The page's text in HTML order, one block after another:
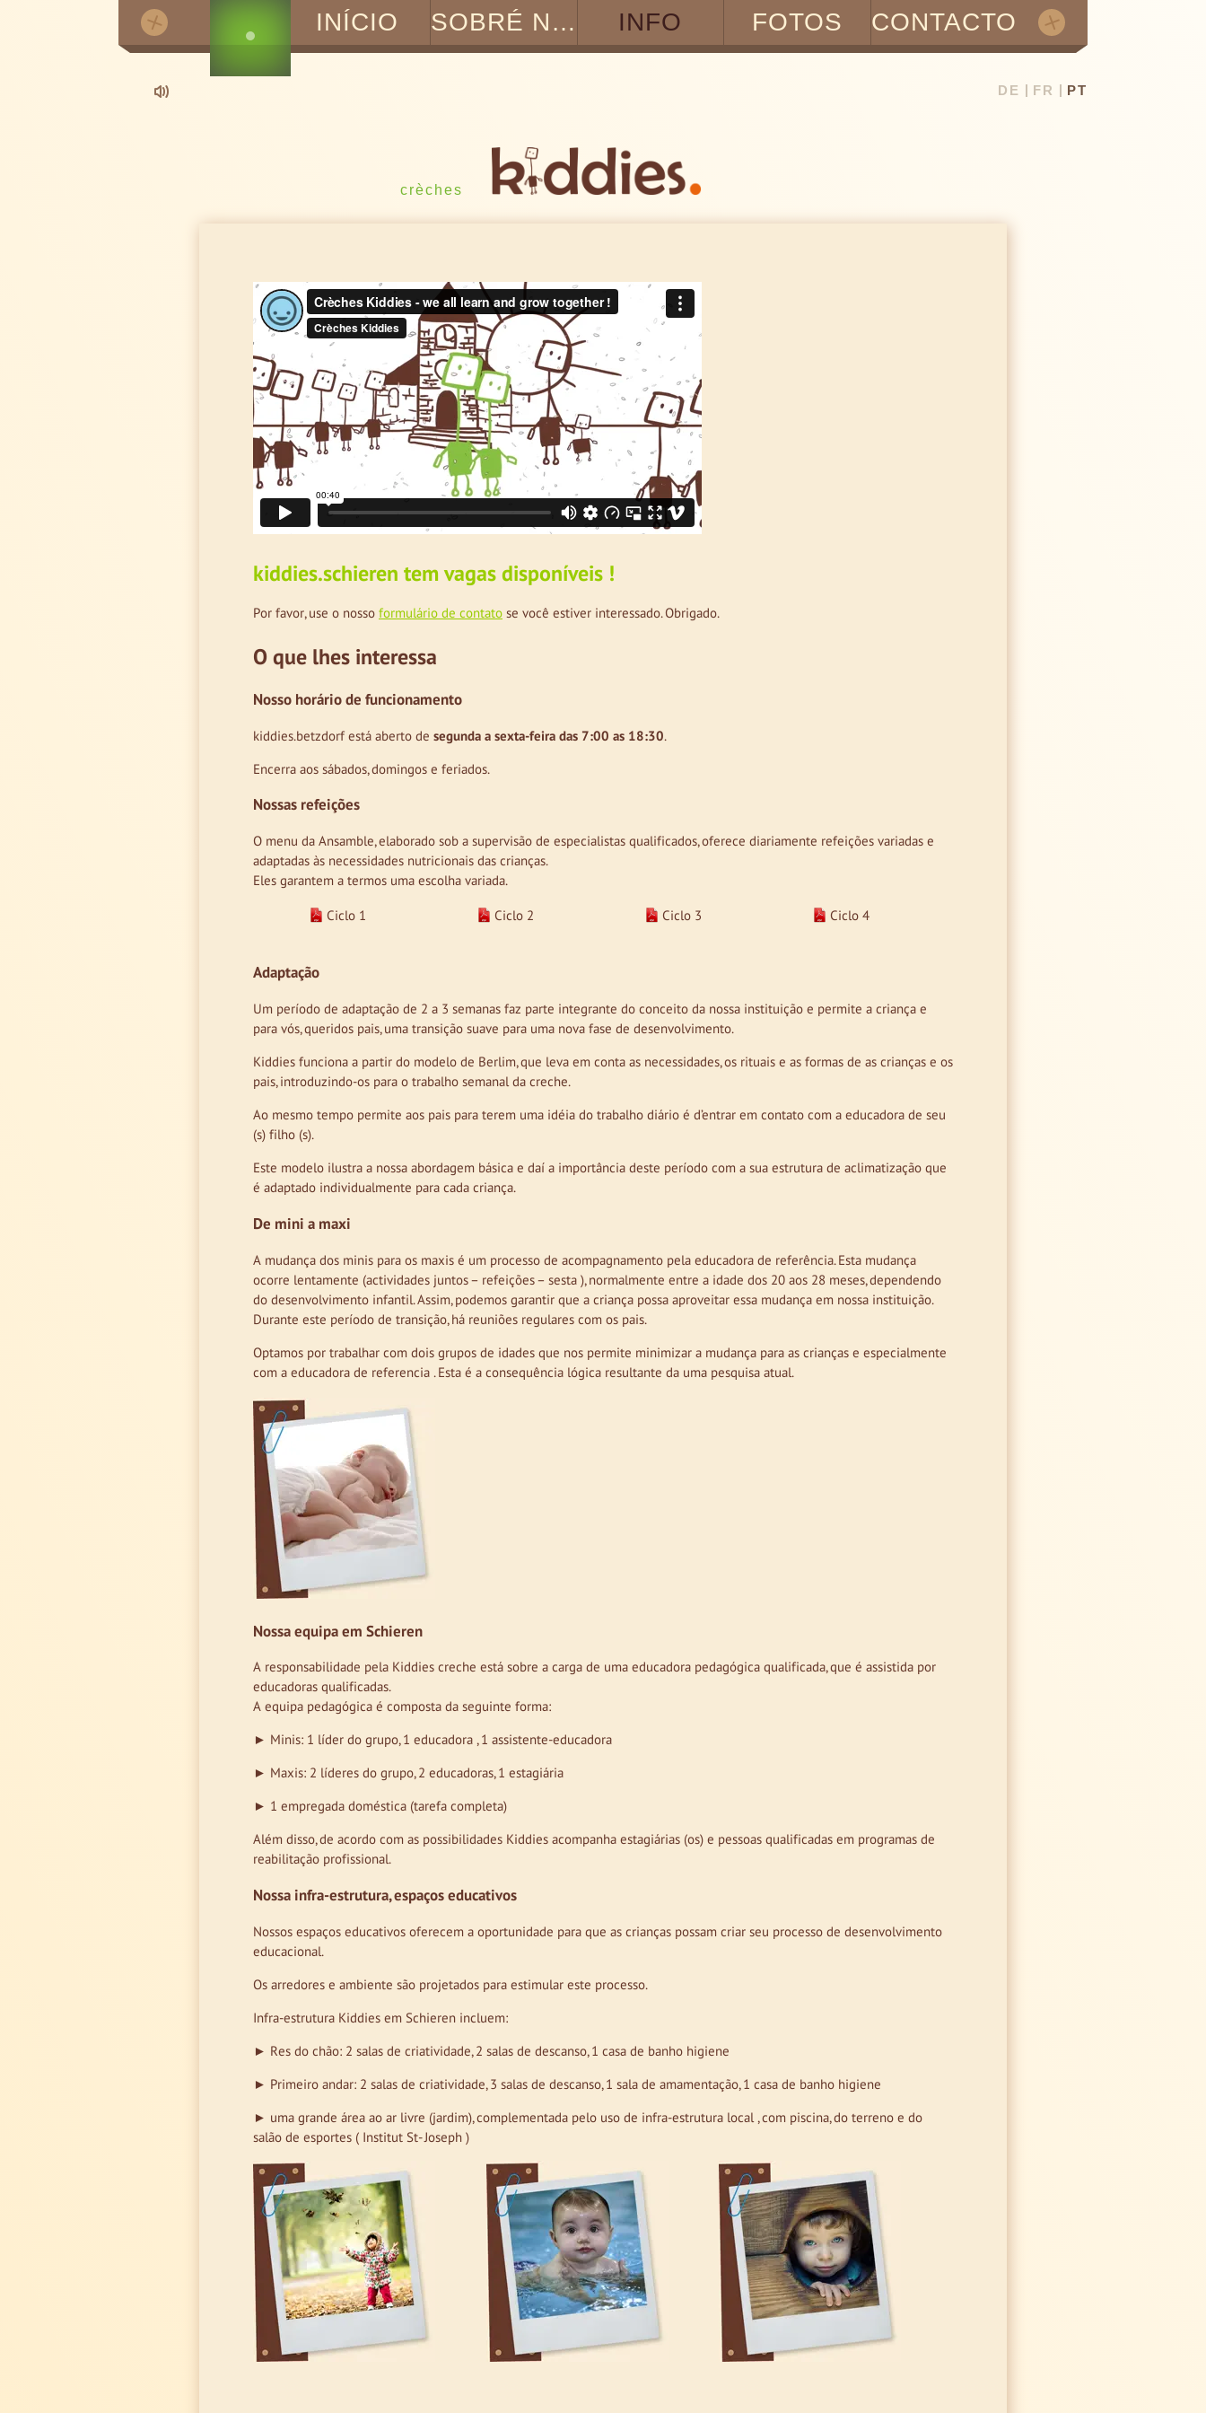
INÍCIO SOBRÉ NOS INFO FOTOS CONTACTO
DE FR PT
crèches
kiddies.schieren tem vagas disponíveis !
Por favor, use o nosso formulário de contato se você estiver interessado. Obrigado.
O que lhes interessa
Nosso horário de funcionamento
kiddies.betzdorf está aberto de segunda a sexta-feira das 7:00 as 18:30.
Encerra aos sábados, domingos e feriados.
Nossas refeições
O menu da Ansamble, elaborado sob a supervisão de especialistas qualificados, oferece diariamente refeições variadas e
adaptadas às necessidades nutricionais das crianças.
Eles garantem a termos uma escolha variada.
Ciclo 1 Ciclo 2 Ciclo 3 Ciclo 4
Adaptação
Um período de adaptação de 2 a 3 semanas faz parte integrante do conceito da nossa instituição e permite a criança e
para vós, queridos pais, uma transição suave para uma nova fase de desenvolvimento.
Kiddies funciona a partir do modelo de Berlim, que leva em conta as necessidades, os rituais e as formas de as crianças e os
pais, introduzindo-os para o trabalho semanal da creche.
Ao mesmo tempo permite aos pais para terem uma idéia do trabalho diário é d’entrar em contato com a educadora de seu
(s) filho (s).
Este modelo ilustra a nossa abordagem básica e daí a importância deste período com a sua estrutura de aclimatização que
é adaptado individualmente para cada criança.
De mini a maxi
A mudança dos minis para os maxis é um processo de acompagnamento pela educadora de referência. Esta mudança
ocorre lentamente (actividades juntos – refeições – sesta ), normalmente entre a idade dos 20 aos 28 meses, dependendo
do desenvolvimento infantil. Assim, podemos garantir que a criança possa aproveitar essa mudança em nossa instituição.
Durante este período de transição, há reuniões regulares com os pais.
Optamos por trabalhar com dois grupos de idades que nos permite minimizar a mudança para as crianças e especialmente
com a educadora de referencia . Esta é a consequência lógica resultante da uma pesquisa atual.
Nossa equipa em Schieren
A responsabilidade pela Kiddies creche está sobre a carga de uma educadora pedagógica qualificada, que é assistida por
educadoras qualificadas.
A equipa pedagógica é composta da seguinte forma:
► Minis: 1 líder do grupo, 1 educadora , 1 assistente-educadora
► Maxis: 2 líderes do grupo, 2 educadoras, 1 estagiária
► 1 empregada doméstica (tarefa completa)
Além disso, de acordo com as possibilidades Kiddies acompanha estagiárias (os) e pessoas qualificadas em programas de
reabilitação profissional.
Nossa infra-estrutura, espaços educativos
Nossos espaços educativos oferecem a oportunidade para que as crianças possam criar seu processo de desenvolvimento
educacional.
Os arredores e ambiente são projetados para estimular este processo.
Infra-estrutura Kiddies em Schieren incluem:
► Res do chão: 2 salas de criatividade, 2 salas de descanso, 1 casa de banho higiene
► Primeiro andar: 2 salas de criatividade, 3 salas de descanso, 1 sala de amamentação, 1 casa de banho higiene
► uma grande área ao ar livre (jardim), complementada pelo uso de infra-estrutura local , com piscina, do terreno e do
salão de esportes ( Institut St- Joseph )